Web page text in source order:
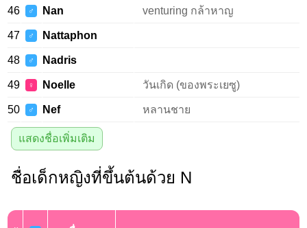
46 ♂ Nan venturing กล้าหาญ
47 ♂ Nattaphon
48 ♂ Nadris
49 ♀ Noelle วันเกิด (ของพระเยซู)
50 ♂ Nef หลานชาย
แสดงชื่อเพิ่มเติม
ชื่อเด็กหญิงที่ขึ้นต้นด้วย N